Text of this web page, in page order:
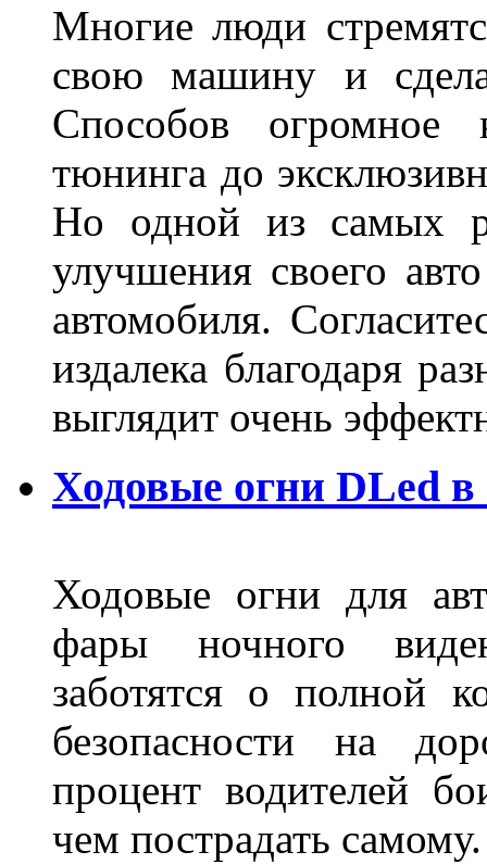
Многие люди
свою машину и
Способов огромное
тюнинга до
Но одной из самых
улучшения своего
автомобиля.
издалека благодаря
выглядит очень
Ходовые огни DLed
Ходовые огни для
фары ночного
заботятся о полной
безопасности на
процент водителей
чем пострадать самому.